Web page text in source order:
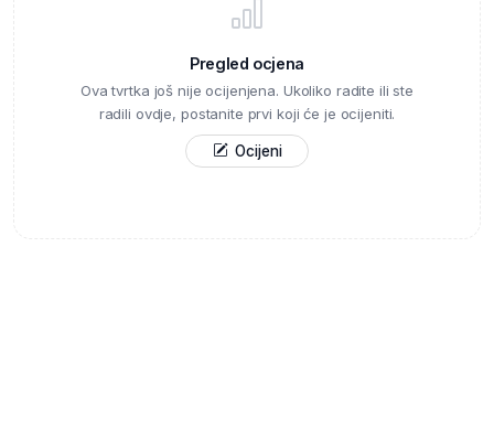
Pregled ocjena
Ova tvrtka još nije ocijenjena. Ukoliko radite ili ste
radili ovdje, postanite prvi koji će je ocijeniti.
Ocijeni